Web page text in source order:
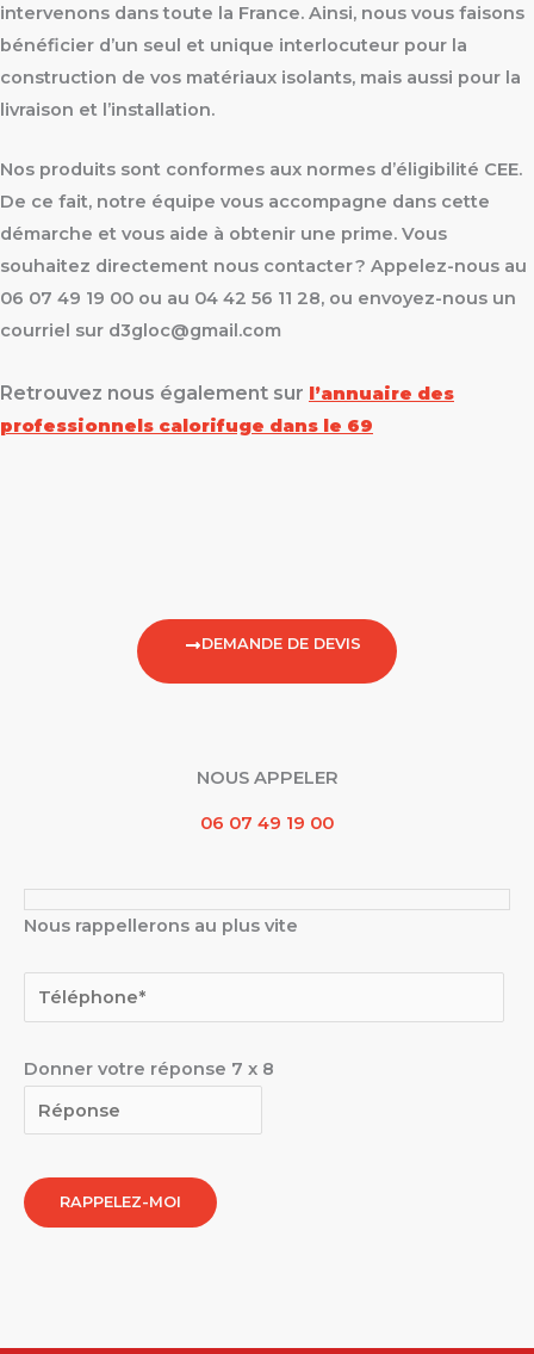
intervenons dans toute la France. Ainsi, nous vous faisons
bénéficier d’un seul et unique interlocuteur pour la
construction de vos matériaux isolants, mais aussi pour la
livraison et l’installation.
Nos produits sont conformes aux normes d’éligibilité CEE.
De ce fait, notre équipe vous accompagne dans cette
démarche et vous aide à obtenir une prime. Vous
souhaitez directement nous contacter ? Appelez-nous au
06 07 49 19 00 ou au 04 42 56 11 28, ou envoyez-nous un
courriel sur d3gloc@gmail.com
Retrouvez nous également sur l’annuaire des
professionnels calorifuge dans le 69
DEMANDE DE DEVIS
NOUS APPELER
06 07 49 19 00
Nous rappellerons au plus vite
Donner votre réponse 7 x 8